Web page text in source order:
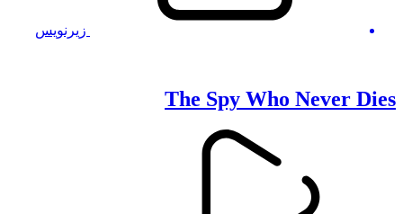
زیرنویس
The Spy Who Never Dies